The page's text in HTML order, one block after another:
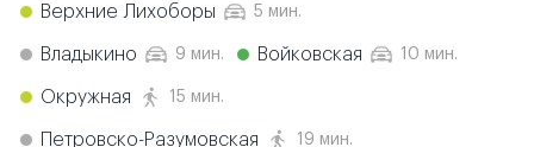
Верхние Лихоборы 5 мин.
Владыкино 9 мин. Войковская 10 мин.
Окружная 15 мин.
Петровско-Разумовская 19 мин.